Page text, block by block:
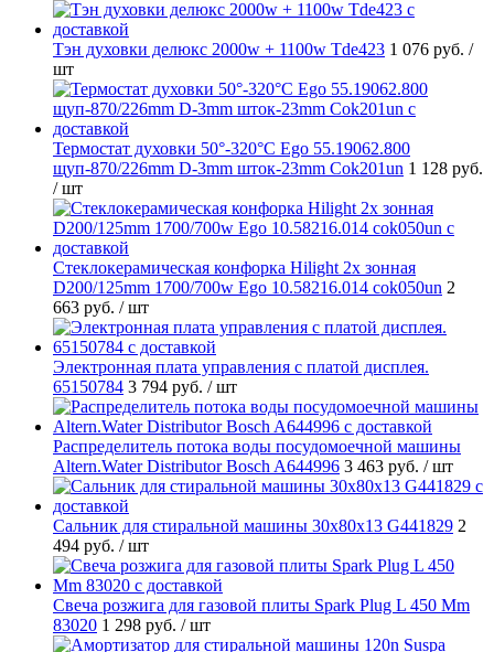
Тэн духовки делюкс 2000w + 1100w Tde423 1 076 руб. /
шт
Термостат духовки 50°-320°C Ego 55.19062.800
щуп-870/226mm D-3mm шток-23mm Cok201un 1 128 руб.
/ шт
Стеклокерамическая конфорка Hilight 2х зонная
D200/125mm 1700/700w Ego 10.58216.014 cok050un 2
663 руб. / шт
Электронная плата управления с платой дисплея.
65150784 3 794 руб. / шт
Распределитель потока воды посудомоечной машины
Altern.Water Distributor Bosch A644996 3 463 руб. / шт
Cальник для стиральной машины 30x80x13 G441829 2
494 руб. / шт
Свеча розжига для газовой плиты Spark Plug L 450 Mm
83020 1 298 руб. / шт